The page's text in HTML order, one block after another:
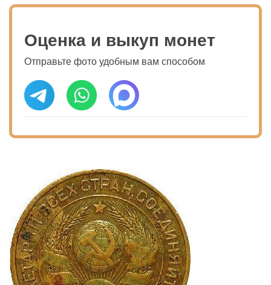
Оценка и выкуп монет
Отправьте фото удобным вам способом